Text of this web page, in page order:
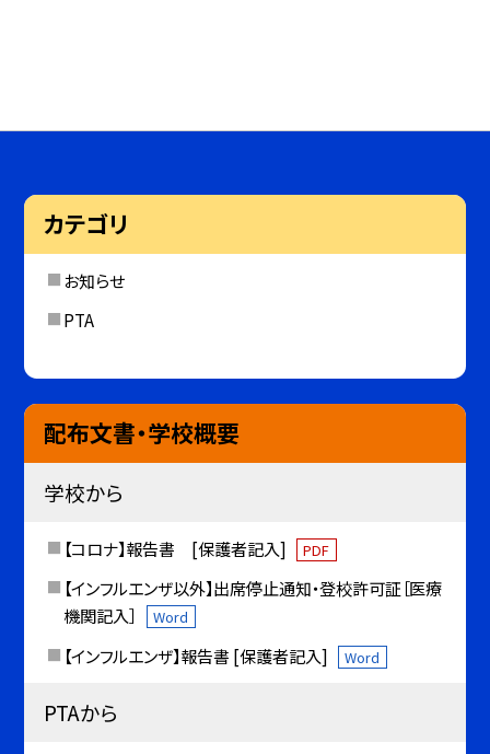
カテゴリ
お知らせ
PTA
配布文書・学校概要
学校から
【コロナ】報告書 [保護者記入] PDF
【インフルエンザ以外】出席停止通知・登校許可証［医療
機関記入］
Word
【インフルエンザ】報告書 [保護者記入] Word
PTAから